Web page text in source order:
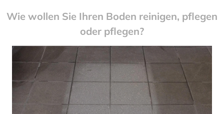
Wie wollen Sie Ihren Boden reinigen, pflegen
oder pflegen?